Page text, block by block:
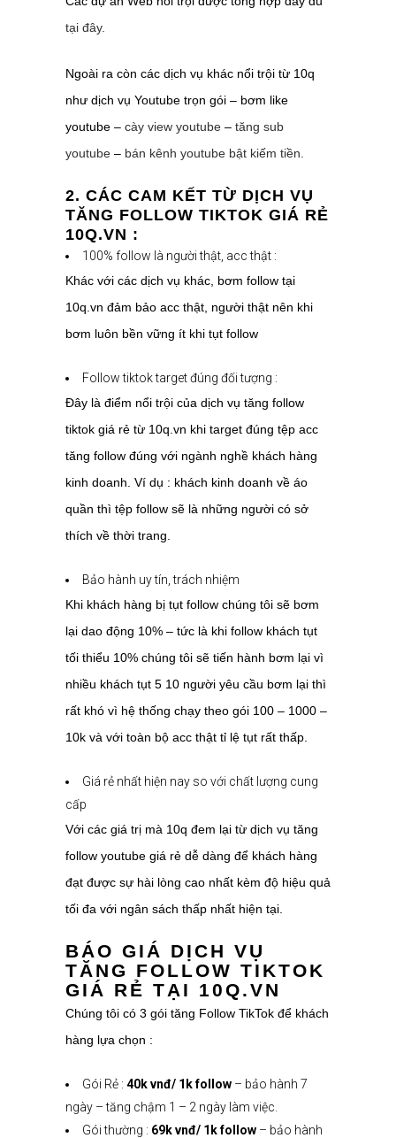
tại đây.
Ngoài ra còn các dịch vụ khác nổi trội từ 10q
như dịch vụ Youtube trọn gói – bơm like
youtube – cày view youtube – tăng sub
youtube – bán kênh youtube bật kiếm tiền.
2. CÁC CAM KẾT TỪ DỊCH VỤ
TĂNG FOLLOW TIKTOK GIÁ RẺ
10Q.VN :
100% follow là người thật, acc thật :
Khác với các dịch vụ khác, bơm follow tại
10q.vn đảm bảo acc thật, người thật nên khi
bơm luôn bền vững ít khi tụt follow
Follow tiktok target đúng đối tượng :
Đây là điểm nổi trội của dịch vụ tăng follow
tiktok giá rẻ từ 10q.vn khi target đúng tệp acc
tăng follow đúng với ngành nghề khách hàng
kinh doanh. Ví dụ : khách kinh doanh về áo
quần thì tệp follow sẽ là những người có sở
thích về thời trang.
Bảo hành uy tín, trách nhiệm
Khi khách hàng bị tụt follow chúng tôi sẽ bơm
lại dao động 10% – tức là khi follow khách tụt
tối thiểu 10% chúng tôi sẽ tiến hành bơm lại vì
nhiều khách tụt 5 10 người yêu cầu bơm lại thì
rất khó vì hệ thống chạy theo gói 100 – 1000 –
10k và với toàn bộ acc thật tỉ lệ tụt rất thấp.
Giá rẻ nhất hiện nay so với chất lượng cung
cấp
Với các giá trị mà 10q đem lại từ dịch vụ tăng
follow youtube giá rẻ dễ dàng để khách hàng
đạt được sự hài lòng cao nhất kèm độ hiệu quả
tối đa với ngân sách thấp nhất hiện tại.
BÁO GIÁ DỊCH VỤ
TĂNG FOLLOW TIKTOK
GIÁ RẺ TẠI 10Q.VN
Chúng tôi có 3 gói tăng Follow TikTok để khách
hàng lựa chọn :
Gói Rẻ : 40k vnđ/ 1k follow – bảo hành 7
ngày – tăng chậm 1 – 2 ngày làm việc.
Gói thường : 69k vnđ/ 1k follow – bảo hành